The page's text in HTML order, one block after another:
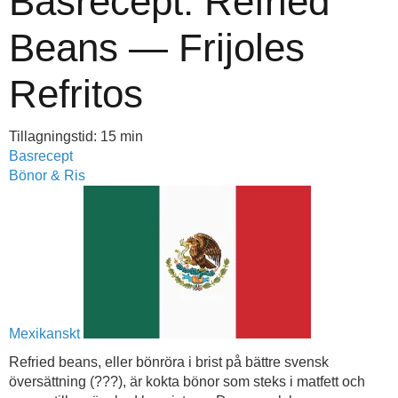
Beans — Frijoles
Refritos
Tillagningstid: 15 min
Basrecept
Bönor & Ris
Mexikanskt
Refried beans, eller bönröra i brist på bättre svensk
översättning (???), är kokta bönor som steks i matfett och